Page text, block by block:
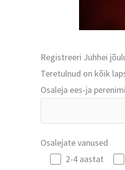
Registreeri Juhhei
Teretulnud on kõik
Osaleja ees-ja
Osalejate vanused
2-4 aastat